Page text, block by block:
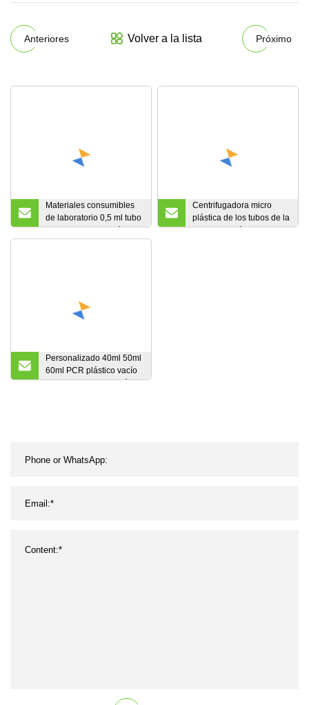
Anteriores Volver a la lista Próximo
Materiales consumibles
de laboratorio 0,5 ml tubo
de PCR de fondo cónico
Centrifugadora micro
plástica de los tubos de la
polimerización en cadena
Personalizado 40ml 50ml
60ml PCR plástico vacío
crema de manos loción